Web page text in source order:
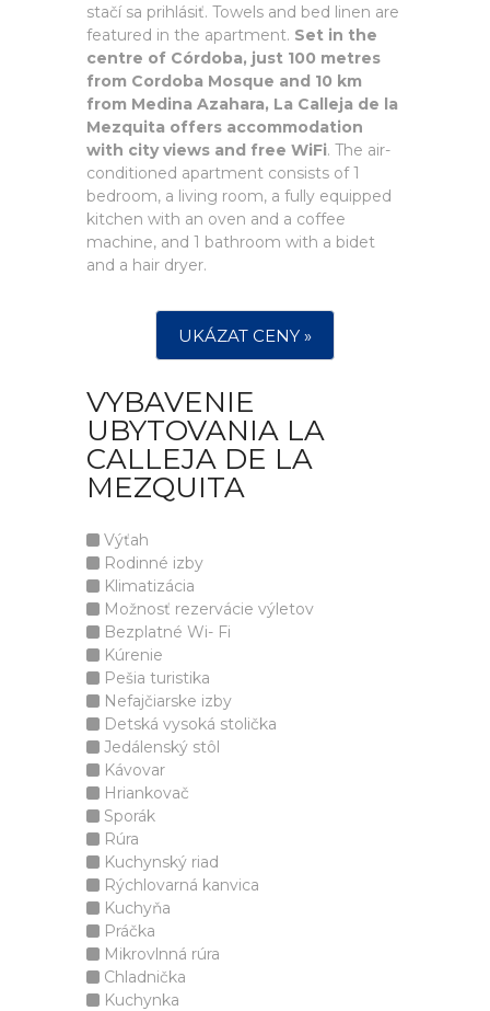
stačí sa prihlásiť. Towels and bed linen are
featured in the apartment. Set in the
centre of Córdoba, just 100 metres
from Cordoba Mosque and 10 km
from Medina Azahara, La Calleja de la
Mezquita offers accommodation
with city views and free WiFi. The air-
conditioned apartment consists of 1
bedroom, a living room, a fully equipped
kitchen with an oven and a coffee
machine, and 1 bathroom with a bidet
and a hair dryer.
UKÁZAT CENY »
VYBAVENIE
UBYTOVANIA LA
CALLEJA DE LA
MEZQUITA
Výťah
Rodinné izby
Klimatizácia
Možnosť rezervácie výletov
Bezplatné Wi- Fi
Kúrenie
Pešia turistika
Nefajčiarske izby
Detská vysoká stolička
Jedálenský stôl
Kávovar
Hriankovač
Sporák
Rúra
Kuchynský riad
Rýchlovarná kanvica
Kuchyňa
Práčka
Mikrovlnná rúra
Chladnička
Kuchynka